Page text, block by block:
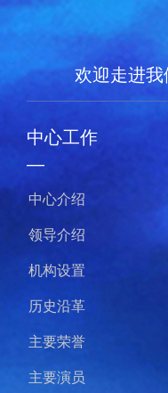
欢迎走进
中心工作
—
中心介绍
领导介绍
机构设置
历史沿革
主要荣誉
主要演员